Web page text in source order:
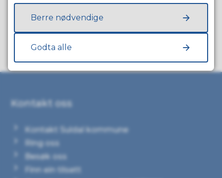
Kontakt oss
Kontakt Suldal kommune
Ring oss
Besøk oss
Finn ein tilsett
Berre nødvendige
Godta alle